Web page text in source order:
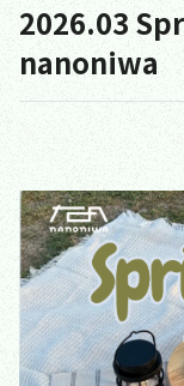
2026.03
nanoniwa